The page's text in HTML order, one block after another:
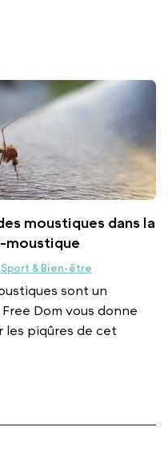
moustiques dans la
moustique
Sport & Bien-être
sont un
Dom vous donne
les piqûres de cet